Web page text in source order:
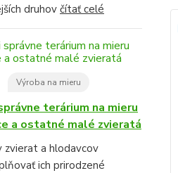
druhovčítať celé
Výroba na mieru
terárium na mieru
a ostatné malé zvieratá
zvierat a hlodavcov
ich prirodzené